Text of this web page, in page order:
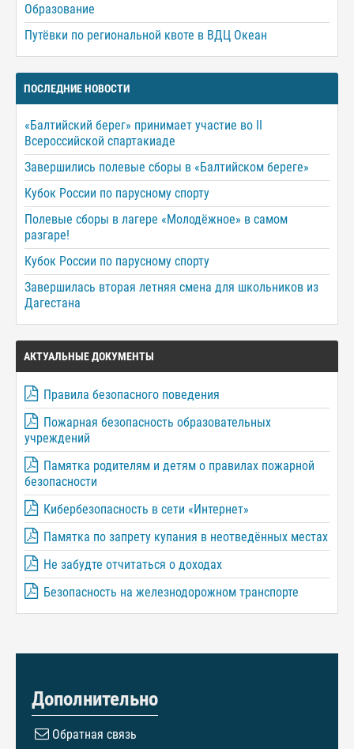
Образование
Путёвки по региональной квоте в ВДЦ Океан
ПОСЛЕДНИЕ НОВОСТИ
«Балтийский берег» принимает участие во II
Всероссийской спартакиаде
Завершились полевые сборы в «Балтийском береге»
Кубок России по парусному спорту
Полевые сборы в лагере «Молодёжное» в самом
разгаре!
Кубок России по парусному спорту
Завершилась вторая летняя смена для школьников из
Дагестана
АКТУАЛЬНЫЕ ДОКУМЕНТЫ
Правила безопасного поведения
Пожарная безопасность образовательных
учреждений
Памятка родителям и детям о правилах пожарной
безопасности
Кибербезопасность в сети «Интернет»
Памятка по запрету купания в неотведённых местах
Не забудте отчитаться о доходах
Безопасность на железнодорожном транспорте
Дополнительно
Обратная связь